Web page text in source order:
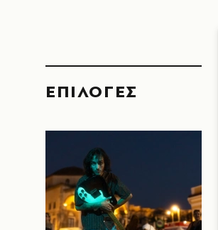
EΠΙΛΟΓΈΣ